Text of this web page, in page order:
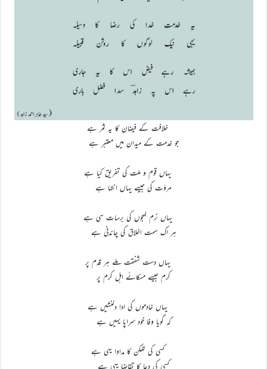
خلافت کے فیضان کا یہ ثمر ہے
جو خدمت کے میدان میں معتبر ہے
یہاں قوم و ملت کی تفریق کیا ہے
مروّت کی جیسے یہاں انتہا ہے
یہاں نرم لہجوں کی برسات سی ہے
ہر اک سمت اخلاق کی چاندنی ہے
یہاں دست شفقت ملے ہر قدم پر
کرم جیسے مسکائے اہل کرم پر
یہاں خادموں کی ادا دلنشیں ہے
کہ گویا وفا خود سراپا یہیں ہے
کسی کی تھکن کا مداوا یہی ہے
کسی کی دعا کا تقاضا یہی ہے